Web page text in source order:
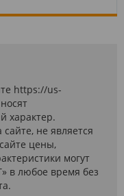
https://us-
характер.
не является
цены,
могут
в любое время без